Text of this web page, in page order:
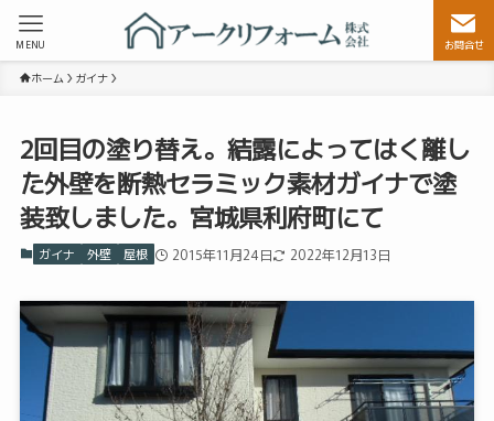
お問合せ
MENU
ホーム ガイナ
2回目の塗り替え。結露によってはく離し
た外壁を断熱セラミック素材ガイナで塗
装致しました。宮城県利府町にて
ガイナ 外壁 屋根 2015年11月24日 2022年12月13日